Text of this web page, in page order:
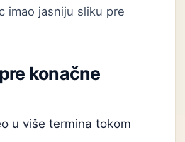
imao jasniju sliku pre
konačne
u više termina tokom